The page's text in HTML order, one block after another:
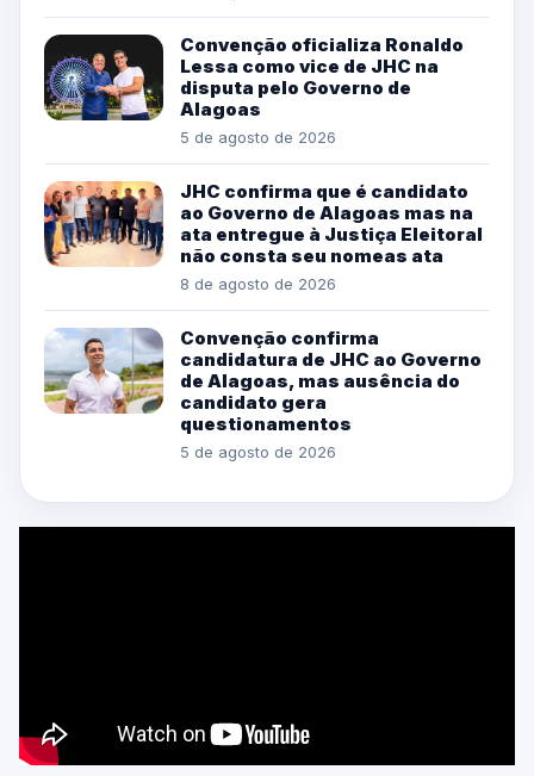
Convenção oficializa Ronaldo
Lessa como vice de JHC na
disputa pelo Governo de
Alagoas
5 de agosto de 2026
JHC confirma que é candidato
ao Governo de Alagoas mas na
ata entregue à Justiça Eleitoral
não consta seu nomeas ata
8 de agosto de 2026
Convenção confirma
candidatura de JHC ao Governo
de Alagoas, mas ausência do
candidato gera
questionamentos
5 de agosto de 2026